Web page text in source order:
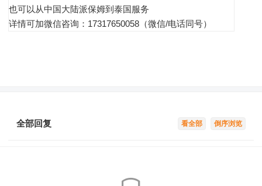
也可以从中国大陆派保姆到泰国服务
详情可加微信咨询：17317650058（微信/电话同号）
倒序浏览
看全部
全部回复